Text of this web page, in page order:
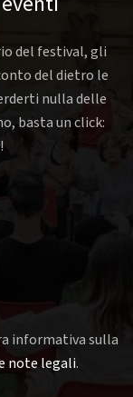
del festival, gli
del dietro le
nulla delle
basta un click:
informativa sulla
note legali.